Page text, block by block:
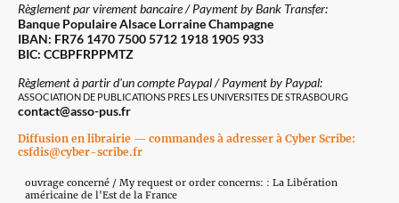
ouvrage concerné / My request or order concerns: : La Libération
américaine de l'Est de la France
Règlement par virement bancaire / Payment by Bank Transfer:
Banque Populaire Alsace Lorraine Champagne
IBAN: FR76 1470 7500 5712 1918 1905 933
BIC: CCBPFRPPMTZ
Règlement à partir d'un compte Paypal / Payment by Paypal:
ASSOCIATION DE PUBLICATIONS PRES LES UNIVERSITES DE STRASBOURG
contact@asso-pus.fr
Diffusion en librairie — commandes à adresser à Cyber Scribe:
csfdis@cyber-scribe.fr